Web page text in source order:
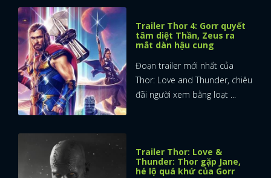
Trailer Thor 4: Gorr quyết
tâm diệt Thần, Zeus ra
mắt dàn hậu cung
Đoạn trailer mới nhất của
Thor: Love and Thunder, chiêu
đãi người xem bằng loạt ...
Trailer Thor: Love &
Thunder: Thor gặp Jane,
hé lộ quá khứ của Gorr